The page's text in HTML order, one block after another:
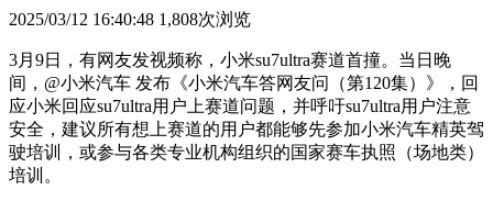
2025/03/12 16:40:48 1,808次浏览
3月9日，有网友发视频称，小米su7ultra赛道首撞。当日晚
间，@小米汽车 发布《小米汽车答网友问（第120集）》，回
应小米回应su7ultra用户上赛道问题，并呼吁su7ultra用户注意
安全，建议所有想上赛道的用户都能够先参加小米汽车精英驾
驶培训，或参与各类专业机构组织的国家赛车执照（场地类）
培训。